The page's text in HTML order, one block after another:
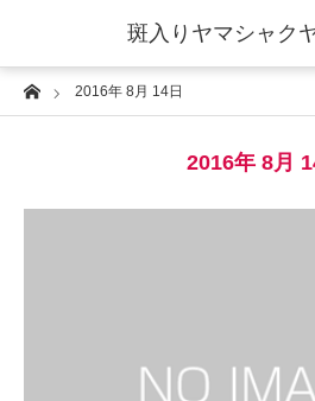
斑入りヤマシャク
Home2016年 8月 14日
2016年 8月
当サイトについて
斑入りヤマシャクヤクの魅力 ギ